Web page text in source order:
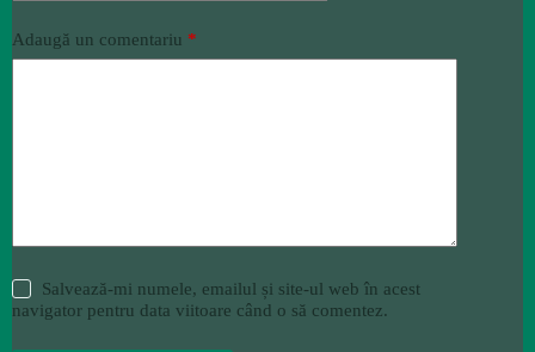
Adaugă un comentariu *
Salvează-mi numele, emailul și site-ul web în acest
navigator pentru data viitoare când o să comentez.